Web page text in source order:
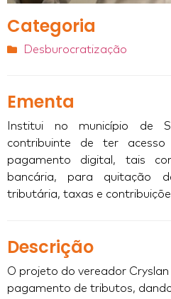
Categoria
Desburocratização
Ementa
Institui no município de
contribuinte de ter
pagamento digital, tais
bancária, para quitação
tributária, taxas e
Descrição
O projeto do vereador
pagamento de tributos,